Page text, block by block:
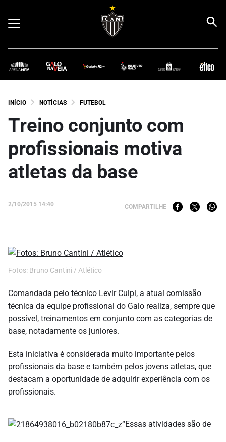
INÍCIO NOTÍCIAS FUTEBOL
Treino conjunto com
profissionais motiva
atletas da base
2/10/2015 14:40 COMPARTILHE
Fotos: Bruno Cantini / Atlético
Comandada pelo técnico Levir Culpi, a atual comissão
técnica da equipe profissional do Galo realiza, sempre que
possível, treinamentos em conjunto com as categorias de
base, notadamente os juniores.
Esta iniciativa é considerada muito importante pelos
profissionais da base e também pelos jovens atletas, que
destacam a oportunidade de adquirir experiência com os
profissionais.
“Essas atividades são de